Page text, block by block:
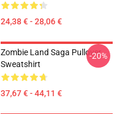
24,38 € - 28,06 €
Zombie Land Saga Pullover
Sweatshirt
37,67 € - 44,11 €
-20%